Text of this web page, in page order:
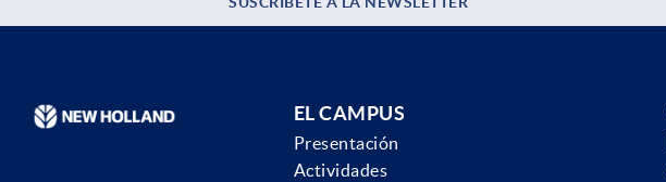
EL CAMPUS
Presentación
Actividades